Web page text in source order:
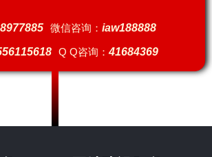
微信咨询： iaw188888
Q Q咨询：41684369